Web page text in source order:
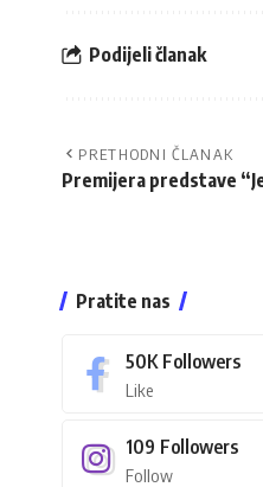
Podijeli članak
PRETHODNI ČLANAK
Premijera predstave
Pratite nas
50K Followers
Like
109 Followers
Follow